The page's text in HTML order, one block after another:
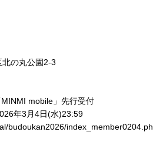
の丸公園2-3
mobile」先行受付
年3月4日(水)23:59
budoukan2026/